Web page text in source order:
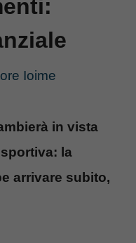
Ioime
in vista
la
arrivare subito,